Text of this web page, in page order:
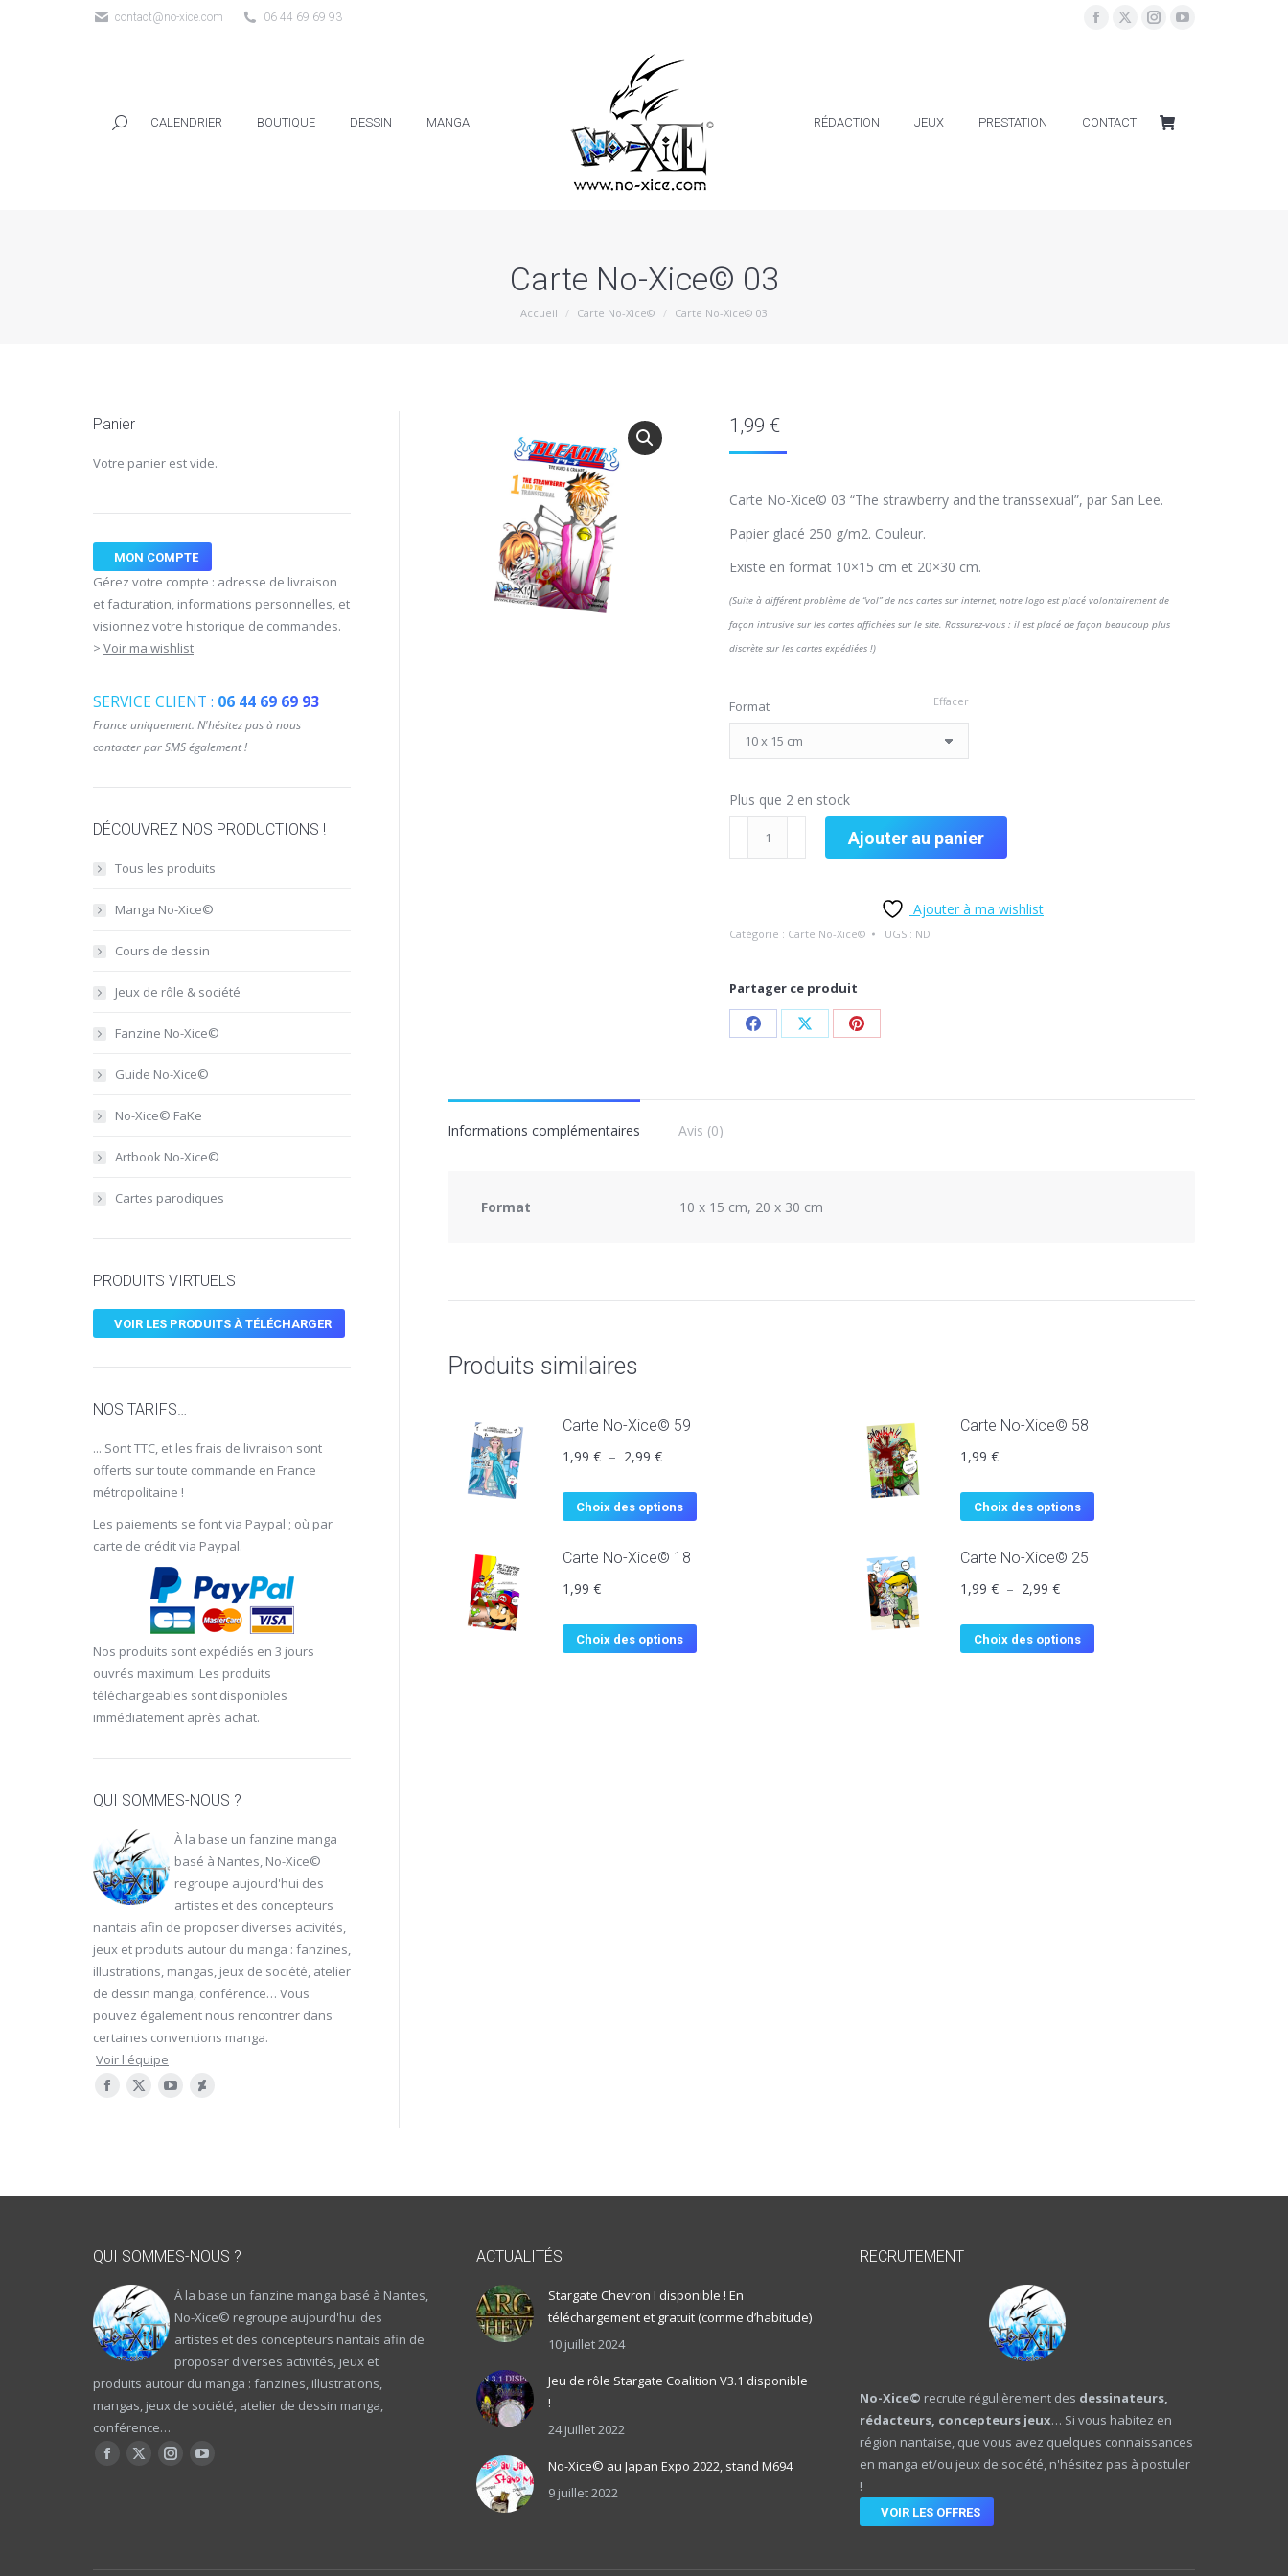
contact@no-xice.com 06 44 69 69 93
CALENDRIER BOUTIQUE DESSIN MANGA RÉDACTION JEUX PRESTATION CONTACT
Carte No-Xice© 03
Vous êtes ici :
Accueil Carte No-Xice© Carte No-Xice© 03
1,99 €
Carte No-Xice© 03 “The strawberry and the transsexual”, par San Lee.
Papier glacé 250 g/m2. Couleur.
Existe en format 10×15 cm et 20×30 cm.
(Suite à différent problème de “vol” de nos cartes sur internet, notre logo est placé volontairement de
façon intrusive sur les cartes affichées sur le site. Rassurez-vous : il est placé de façon beaucoup plus
discrète sur les cartes expédiées !)
Format Effacer
Plus que 2 en stock
Ajouter au panier
Ajouter à ma wishlist
Catégorie : Carte No-Xice© UGS : ND
Partager ce produit
Informations complémentaires Avis (0)
Format 10 x 15 cm, 20 x 30 cm
Produits similaires
Carte No-Xice© 59
1,99 € – 2,99 €
Choix des options
Carte No-Xice© 58
1,99 €
Choix des options
Carte No-Xice© 18
1,99 €
Choix des options
Carte No-Xice© 25
1,99 € – 2,99 €
Choix des options
Panier
Votre panier est vide.
MON COMPTE
Gérez votre compte : adresse de livraison
et facturation, informations personnelles, et
visionnez votre historique de commandes.
> Voir ma wishlist
SERVICE CLIENT : 06 44 69 69 93
France uniquement. N'hésitez pas à nous
contacter par SMS également !
DÉCOUVREZ NOS PRODUCTIONS !
Tous les produits
Manga No-Xice©
Cours de dessin
Jeux de rôle & société
Fanzine No-Xice©
Guide No-Xice©
No-Xice© FaKe
Artbook No-Xice©
Cartes parodiques
PRODUITS VIRTUELS
VOIR LES PRODUITS À TÉLÉCHARGER
NOS TARIFS…
... Sont TTC, et les frais de livraison sont
offerts sur toute commande en France
métropolitaine !
Les paiements se font via Paypal ; où par
carte de crédit via Paypal.
Nos produits sont expédiés en 3 jours
ouvrés maximum. Les produits
téléchargeables sont disponibles
immédiatement après achat.
QUI SOMMES-NOUS ?
À la base un fanzine manga
basé à Nantes, No-Xice©
regroupe aujourd'hui des
artistes et des concepteurs
nantais afin de proposer diverses activités,
jeux et produits autour du manga : fanzines,
illustrations, mangas, jeux de société, atelier
de dessin manga, conférence… Vous
pouvez également nous rencontrer dans
certaines conventions manga.
Voir l'équipe
QUI SOMMES-NOUS ?
À la base un fanzine manga basé à Nantes,
No-Xice© regroupe aujourd'hui des
artistes et des concepteurs nantais afin de
proposer diverses activités, jeux et
produits autour du manga : fanzines, illustrations,
mangas, jeux de société, atelier de dessin manga,
conférence…
ACTUALITÉS
Stargate Chevron I disponible ! En
téléchargement et gratuit (comme d’habitude)
10 juillet 2024
Jeu de rôle Stargate Coalition V3.1 disponible
!
24 juillet 2022
No-Xice© au Japan Expo 2022, stand M694
9 juillet 2022
RECRUTEMENT
No-Xice© recrute régulièrement des dessinateurs,
rédacteurs, concepteurs jeux… Si vous habitez en
région nantaise, que vous avez quelques connaissances
en manga et/ou jeux de société, n'hésitez pas à postuler
!
VOIR LES OFFRES